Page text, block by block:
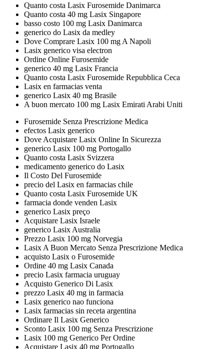
Quanto costa Lasix Furosemide Danimarca
Quanto costa 40 mg Lasix Singapore
basso costo 100 mg Lasix Danimarca
generico do Lasix da medley
Dove Comprare Lasix 100 mg A Napoli
Lasix generico visa electron
Ordine Online Furosemide
generico 40 mg Lasix Francia
Quanto costa Lasix Furosemide Repubblica Ceca
Lasix en farmacias venta
generico Lasix 40 mg Brasile
A buon mercato 100 mg Lasix Emirati Arabi Uniti
Furosemide Senza Prescrizione Medica
efectos Lasix generico
Dove Acquistare Lasix Online In Sicurezza
generico Lasix 100 mg Portogallo
Quanto costa Lasix Svizzera
medicamento generico do Lasix
Il Costo Del Furosemide
precio del Lasix en farmacias chile
Quanto costa Lasix Furosemide UK
farmacia donde venden Lasix
generico Lasix preço
Acquistare Lasix Israele
generico Lasix Australia
Prezzo Lasix 100 mg Norvegia
Lasix A Buon Mercato Senza Prescrizione Medica
acquisto Lasix o Furosemide
Ordine 40 mg Lasix Canada
precio Lasix farmacia uruguay
Acquisto Generico Di Lasix
prezzo Lasix 40 mg in farmacia
Lasix generico nao funciona
Lasix farmacias sin receta argentina
Ordinare Il Lasix Generico
Sconto Lasix 100 mg Senza Prescrizione
Lasix 100 mg Generico Per Ordine
Acquistare Lasix 40 mg Portogallo